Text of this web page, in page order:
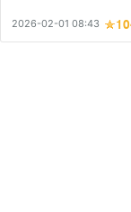
2026-02-01 08:43